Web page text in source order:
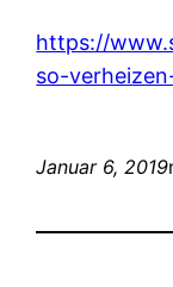
https://
so-
Januar 6, 2019